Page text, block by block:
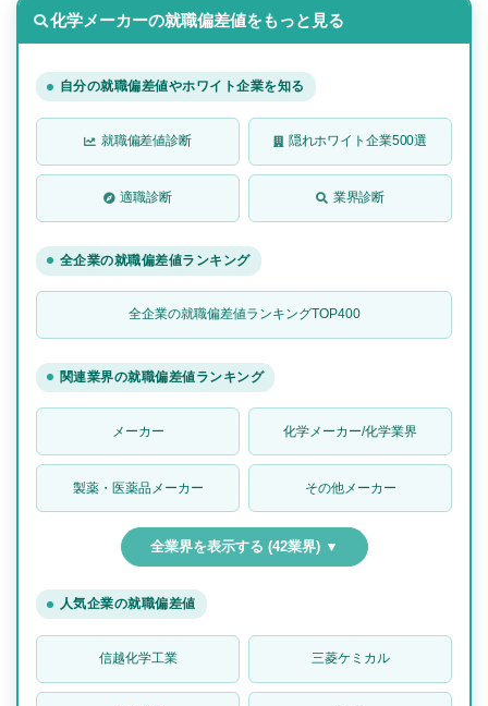
化学メーカーの就職偏差値をもっと見る
自分の就職偏差値やホワイト企業を知る
就職偏差値診断 隠れホワイト企業500選
適職診断 業界診断
全企業の就職偏差値ランキング
全企業の就職偏差値ランキングTOP400
関連業界の就職偏差値ランキング
メーカー 化学メーカー/化学業界
製薬・医薬品メーカー その他メーカー
全業界を表示する (42業界) ▼
人気企業の就職偏差値
信越化学工業 三菱ケミカル